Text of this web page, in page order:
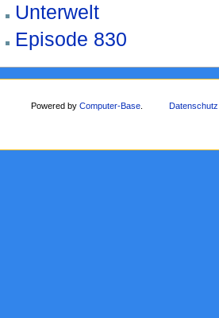
Unterwelt
Episode 830
Powered byComputer-Base Datenschutz